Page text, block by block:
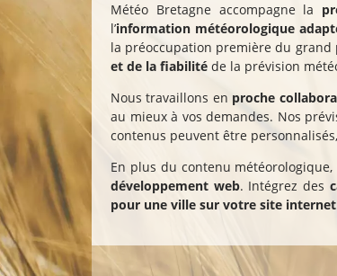
Météo Bretagne accompagne la
l’information météorologique
la préoccupation première du grand
et de la fiabilité de la prévision
Nous travaillons en proche
au mieux à vos demandes. Nos
contenus peuvent être
En plus du contenu
développement web. Intégrez des
pour une ville sur votre site internet